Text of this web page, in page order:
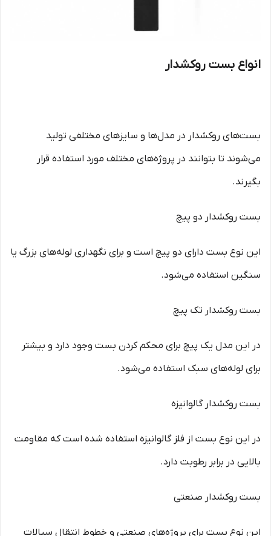
انواع بست روکشدار
بست‌های روکشدار در مدل‌ها و سایزهای مختلفی تولید
می‌شوند تا بتوانند در پروژه‌های مختلف مورد استفاده قرار
بگیرند.
بست روکشدار دو پیچ
این نوع بست دارای دو پیچ است و برای نگهداری لوله‌های بزرگ یا
سنگین استفاده می‌شود.
بست روکشدار تک پیچ
در این مدل یک پیچ برای محکم کردن بست وجود دارد و بیشتر
برای لوله‌های سبک استفاده می‌شود.
بست روکشدار گالوانیزه
در این نوع بست از فلز گالوانیزه استفاده شده است که مقاومت
بالایی در برابر رطوبت دارد.
بست روکشدار صنعتی
این نوع بست برای پروژه‌های صنعتی و خطوط انتقال سیالات